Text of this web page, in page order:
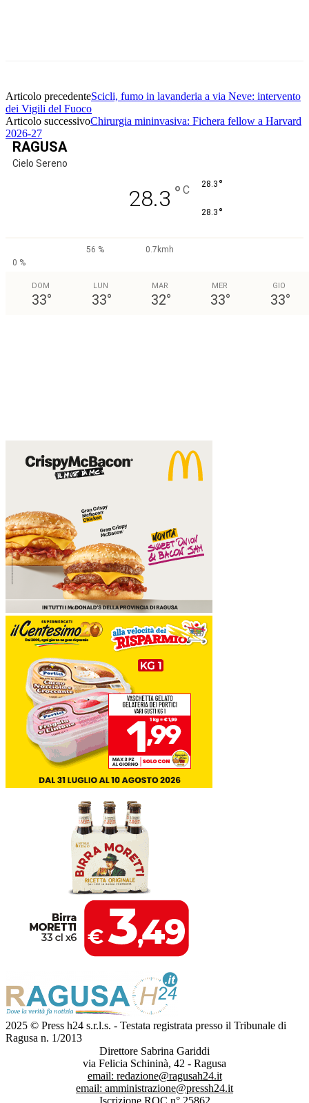
Articolo precedenteScicli, fumo in lavanderia a via Neve: intervento
dei Vigili del Fuoco
Articolo successivoChirurgia mininvasiva: Fichera fellow a Harvard
2026-27
RAGUSA
Cielo Sereno
28.3 ° C 28.3 °
28.3 °
56 %
0.7kmh
0 %
DOM
33°
LUN
33°
MAR
32°
MER
33°
GIO
33°
2025 © Press h24 s.r.l.s. - Testata registrata presso il Tribunale di
Ragusa n. 1/2013
Direttore Sabrina Gariddi
via Felicia Schininà, 42 - Ragusa
email: redazione@ragusah24.it
email: amministrazione@pressh24.it
Iscrizione ROC n° 25862